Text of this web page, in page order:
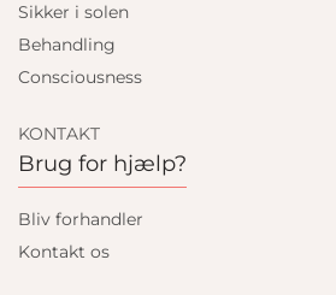
Sikker i solen
Behandling
Consciousness
KONTAKT
Brug for hjælp?
Bliv forhandler
Kontakt os